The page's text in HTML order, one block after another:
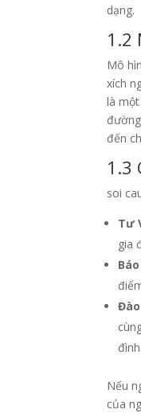
dạng.
1.2
Mô
xích
là
đến
1.3
soi
Tư
gia
đình.
Nếu
của